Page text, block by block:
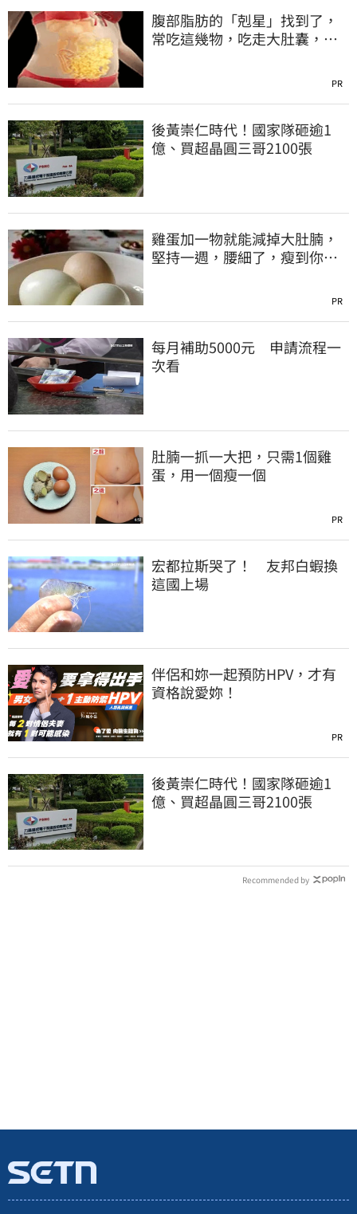
腹部脂肪的「剋星」找到了，
常吃這幾物，吃走大肚囊，瘦
PR
後黃崇仁時代！國家隊砸逾1
億、買超晶圓三哥2100張
雞蛋加一物就能減掉大肚腩，
堅持一週，腰細了，瘦到你懷
PR
每月補助5000元 申請流程一
次看
肚腩一抓一大把，只需1個雞
蛋，用一個瘦一個
PR
宏都拉斯哭了！ 友邦白蝦換
這國上場
伴侶和妳一起預防HPV，才有
資格說愛妳！
PR
後黃崇仁時代！國家隊砸逾1
億、買超晶圓三哥2100張
Recommended by